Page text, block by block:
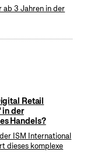
ab 3 Jahren in der
Retail
in der
Handels?
ISM International
dieses komplexe